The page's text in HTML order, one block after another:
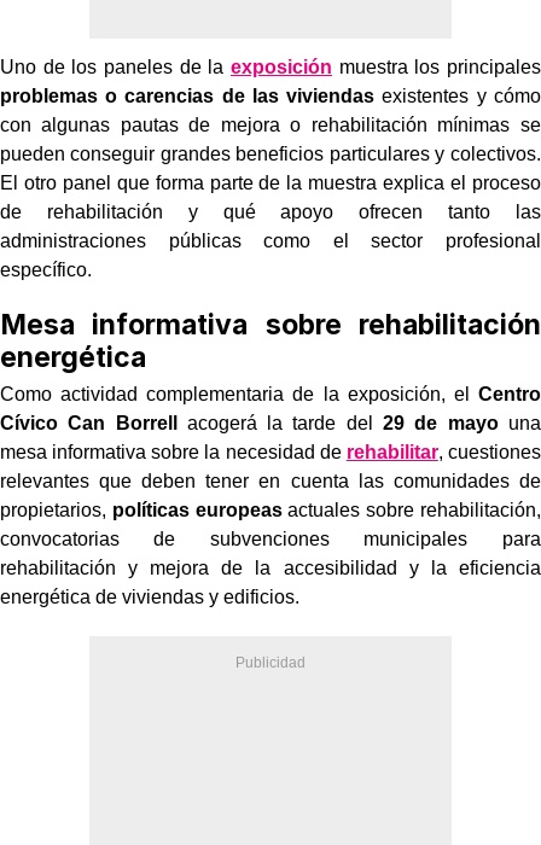
Uno de los paneles de la exposición muestra los principales
problemas o carencias de las viviendas existentes y cómo
con algunas pautas de mejora o rehabilitación mínimas se
pueden conseguir grandes beneficios particulares y colectivos.
El otro panel que forma parte de la muestra explica el proceso
de rehabilitación y qué apoyo ofrecen tanto las
administraciones públicas como el sector profesional
específico.
Mesa informativa sobre rehabilitación
energética
Como actividad complementaria de la exposición, el Centro
Cívico Can Borrell
acogerá la tarde del29 de mayouna
mesa informativa sobre la necesidad de rehabilitar, cuestiones
relevantes que deben tener en cuenta las comunidades de
propietarios, políticas europeasactuales sobre rehabilitación,
convocatorias de subvenciones municipales para
rehabilitación y mejora de la accesibilidad y la eficiencia
energética de viviendas y edificios.